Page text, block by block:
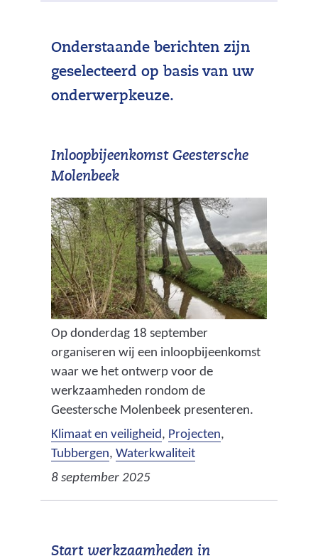
Onderstaande berichten zijn
geselecteerd op basis van uw
onderwerpkeuze.
Inloopbijeenkomst Geestersche
Molenbeek
Op donderdag 18 september
organiseren wij een inloopbijeenkomst
waar we het ontwerp voor de
werkzaamheden rondom de
Geestersche Molenbeek presenteren.
Klimaat en veiligheid, Projecten,
Tubbergen, Waterkwaliteit
8 september 2025
Start werkzaamheden in